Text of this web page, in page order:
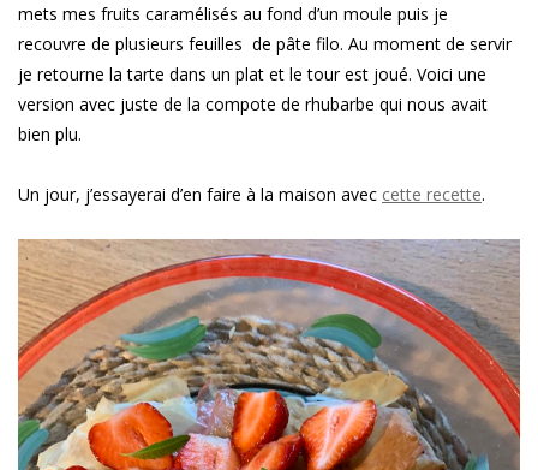
mets mes fruits caramélisés au fond d’un moule puis je
recouvre de plusieurs feuilles de pâte filo. Au moment de servir
je retourne la tarte dans un plat et le tour est joué. Voici une
version avec juste de la compote de rhubarbe qui nous avait
bien plu.
Un jour, j’essayerai d’en faire à la maison avec cette recette.